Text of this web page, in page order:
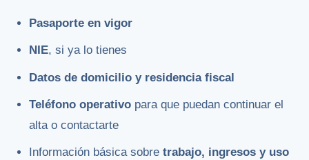
Pasaporte en vigor
NIE, si ya lo tienes
Datos de domicilio y residencia fiscal
Teléfono operativo para que puedan continuar el
alta o contactarte
Información básica sobretrabajo, ingresos y uso